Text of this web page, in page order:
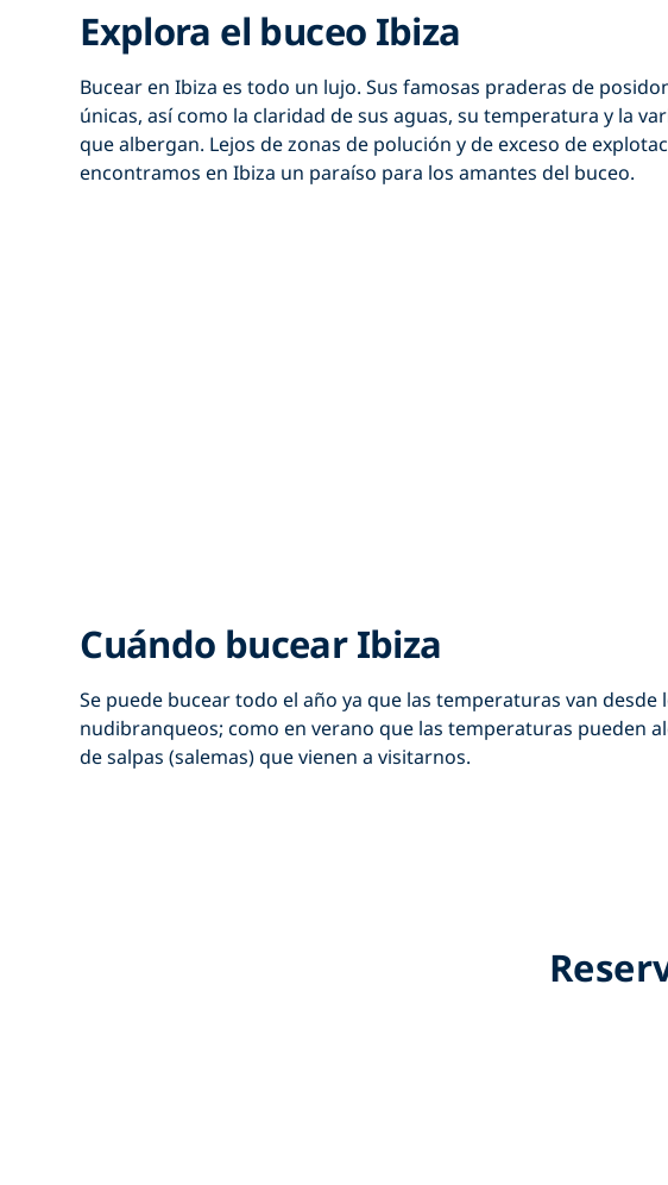
Explora el buceo Ibiza
Bucear en Ibiza es todo un lujo. Sus famosas praderas de
únicas, así como la claridad de sus aguas, su temperatura y la
que albergan. Lejos de zonas de polución y de exceso de
encontramos en Ibiza un paraíso para los amantes del buceo.
Cuándo bucear Ibiza
Se puede bucear todo el año ya que las temperaturas van
nudibranqueos; como en verano que las temperaturas pueden
de salpas (salemas) que vienen a visitarnos.